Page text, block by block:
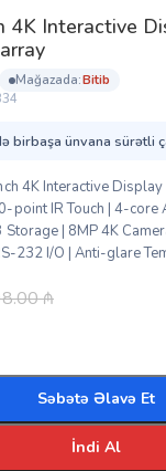
4K Interactive
mağazada:
bi̇ti̇b
birbaşa ünvana sürətli
4K Interactive Display |
point IR Touch | 4-
| 8MP 4K
232 I/O | Anti-glare
₼
Səbətə Əlavə Et
İndi Al